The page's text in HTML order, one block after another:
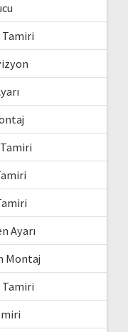
Tamiri
Ayarı
Montaj
Tamiri